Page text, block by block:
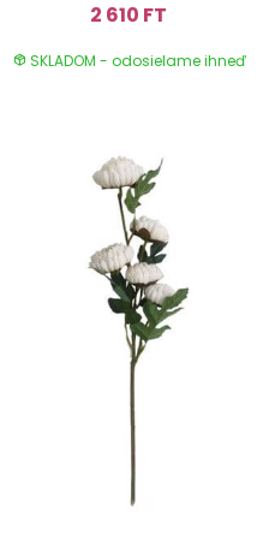
2 610 FT
SKLADOM - odosielame ihneď